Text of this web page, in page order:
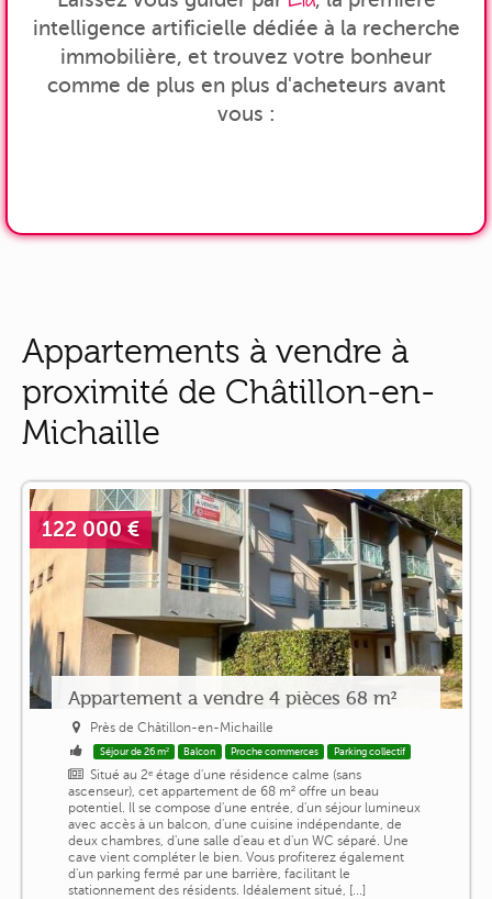
intelligence artificielle dédiée à la recherche
immobilière, et trouvez votre bonheur
comme de plus en plus d'acheteurs avant
vous :
Appartements à vendre à
proximité de Châtillon-en-
Michaille
122 000 €
Appartement a vendre 4 pièces 68 m²
Près de Châtillon-en-Michaille
Séjour de 26 m² Balcon Proche commerces Parking collectif
Situé au 2ᵉ étage d'une résidence calme (sans
ascenseur), cet appartement de 68 m² offre un beau
potentiel. Il se compose d'une entrée, d'un séjour lumineux
avec accès à un balcon, d'une cuisine indépendante, de
deux chambres, d'une salle d'eau et d'un WC séparé. Une
cave vient compléter le bien. Vous profiterez également
d'un parking fermé par une barrière, facilitant le
stationnement des résidents. Idéalement situé, [...]